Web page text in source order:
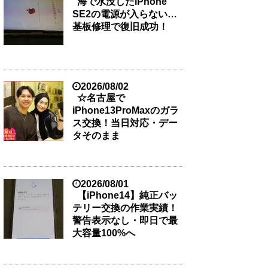
SE2の電源が入らない…
基板修理で復旧成功！
2026/08/02
☆名古屋で
iPhone13ProMaxのガラ
ス交換！当日対応・デー
タそのまま
2026/08/01
【iPhone14】純正バッ
テリー交換の作業実績！
警告表示なし・即日で最
大容量100%へ